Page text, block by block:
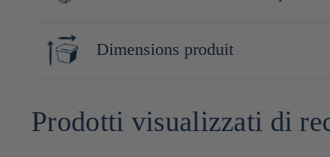
Les éditions First, fondées dans les années 1990, se
publient aussi des titres phares en cuisine, parentalité,
Dimensions produit
Prodotti visualizzati di